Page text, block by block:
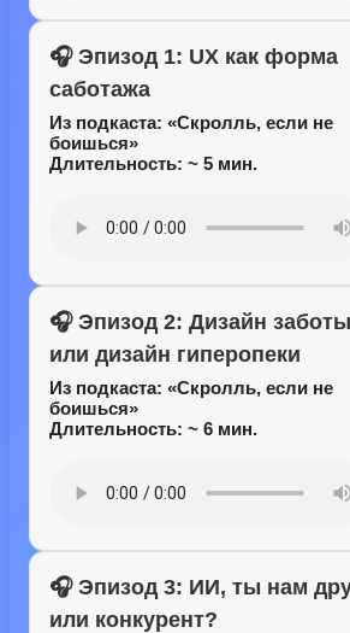
🎧 Эпизод 1: UX как форма
саботажа
Из подкаста: «Скролль, если не
боишься»
Длительность: ~ 5 мин.
🎧 Эпизод 2: Дизайн заботы
или дизайн гиперопеки
Из подкаста: «Скролль, если не
боишься»
Длительность: ~ 6 мин.
🎧 Эпизод 3: ИИ, ты нам
или конкурент?